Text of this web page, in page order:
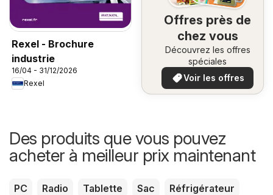
Rexel - Brochure
industrie
16/04 - 31/12/2026
Rexel
Offres près de
chez vous
Découvrez les offres
spéciales
Voir les offres
Des produits que vous pouvez
acheter à meilleur prix maintenant
PC Radio Tablette Sac
Réfrigérateur